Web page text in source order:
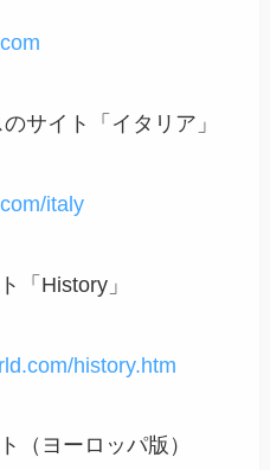
サイト「イタリア」
italy
「History」
history.htm
ヨーロッパ版）